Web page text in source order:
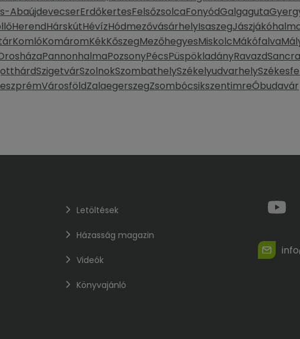
AbaújdevecserErdőkertesFelsőzsolcaFonyódGalgaguta
HerendHárskútHévízHódmezővásárhelyIsaszeg
KomlóKomáromKékKőszegMezőhegyesMiskolcMákófalva
PannonhalmaPozsonyPécsPüspökladányRavazd
SzigetvárSzolnokSzombathelySzékelyudvarhely
VárosföldZalaegerszegZsombócsikszentimreÓbudavár
Letöltések
Házasság magazin
Videók
Könyvajánló